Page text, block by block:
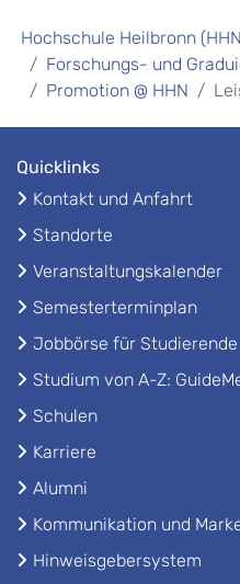
Hochschule Heilbronn
Forschungs- und
Promotion @ HHN
Quicklinks
Kontakt und Anfahrt
Standorte
Veranstaltungskalender
Semesterterminplan
Jobbörse für Studierende
Studium von A-Z:
Schulen
Karriere
Alumni
Kommunikation und
Hinweisgebersystem